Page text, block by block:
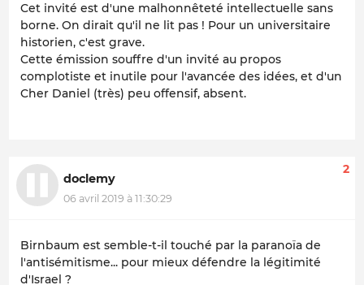
Cet invité est d'une malhonnêteté intellectuelle sans
borne. On dirait qu'il ne lit pas ! Pour un universitaire
historien, c'est grave.
Cette émission souffre d'un invité au propos
complotiste et inutile pour l'avancée des idées, et d'un
Cher Daniel (très) peu offensif, absent.
doclemy
06 avril 2019 à 11:30:29
2
Birnbaum est semble-t-il touché par la paranoïa de
l'antisémitisme... pour mieux défendre la légitimité
d'Israel ?